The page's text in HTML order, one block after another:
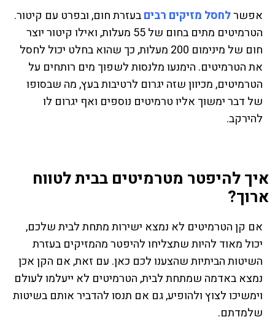
אפשרלחסל מזיקים רביםבעזרת חום, ובפרט עם קיטור.
הטרמיטים מתים בחום של 55 מעלות, ואילו קיטור יוצר
חום של מינימום 200 מעלות, כך שהוא בחלט יכול לחסל
את הטרמיטים. הימנעו מלנסות לשפוך מים רותחים על
הטרמיטים, מכיוון שזה יגרום לרטיבות בעץ, מה שבסופו
של דבר ימשוך אליו טרמיטים נוספים ואף יגרום לו
להירקב.
איך להיפטר מטרמיטים בבית לטווח
ארוך?
אם קן הטרמיטים לא נמצא ישירות מתחת לבית שלכם,
יכול מאוד להיות שתצליחו להיפטר מהמזיקים בעזרת
השיטות הביתיות שהצענו לכם כאן. עם זאת, אם הקן אכן
נמצא באדמה שמתחת לבית, הטרמיטים לא ייעלמו לעולם
וימשיכו לצוץ ולהופיע, גם אם תנסו להדביר אותם בשיטות
שלמדתם.